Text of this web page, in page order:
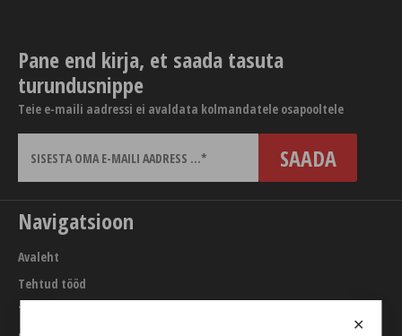
Pane end kirja, et saada tasuta
turundusnippe
Teie e-maili aadressi ei avaldata kolmandatele osapooltele
Navigatsioon
Avaleht
Tehtud tööd
Teenused
✕